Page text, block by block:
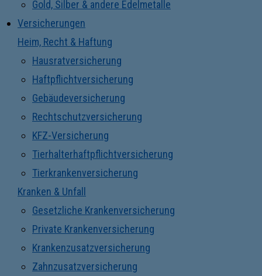
Gold, Silber & andere Edelmetalle
Versicherungen
Heim, Recht & Haftung
Hausratversicherung
Haftpflichtversicherung
Gebäudeversicherung
Rechtschutzversicherung
KFZ-Versicherung
Tierhalterhaftpflichtversicherung
Tierkrankenversicherung
Kranken & Unfall
Gesetzliche Krankenversicherung
Private Krankenversicherung
Krankenzusatzversicherung
Zahnzusatzversicherung